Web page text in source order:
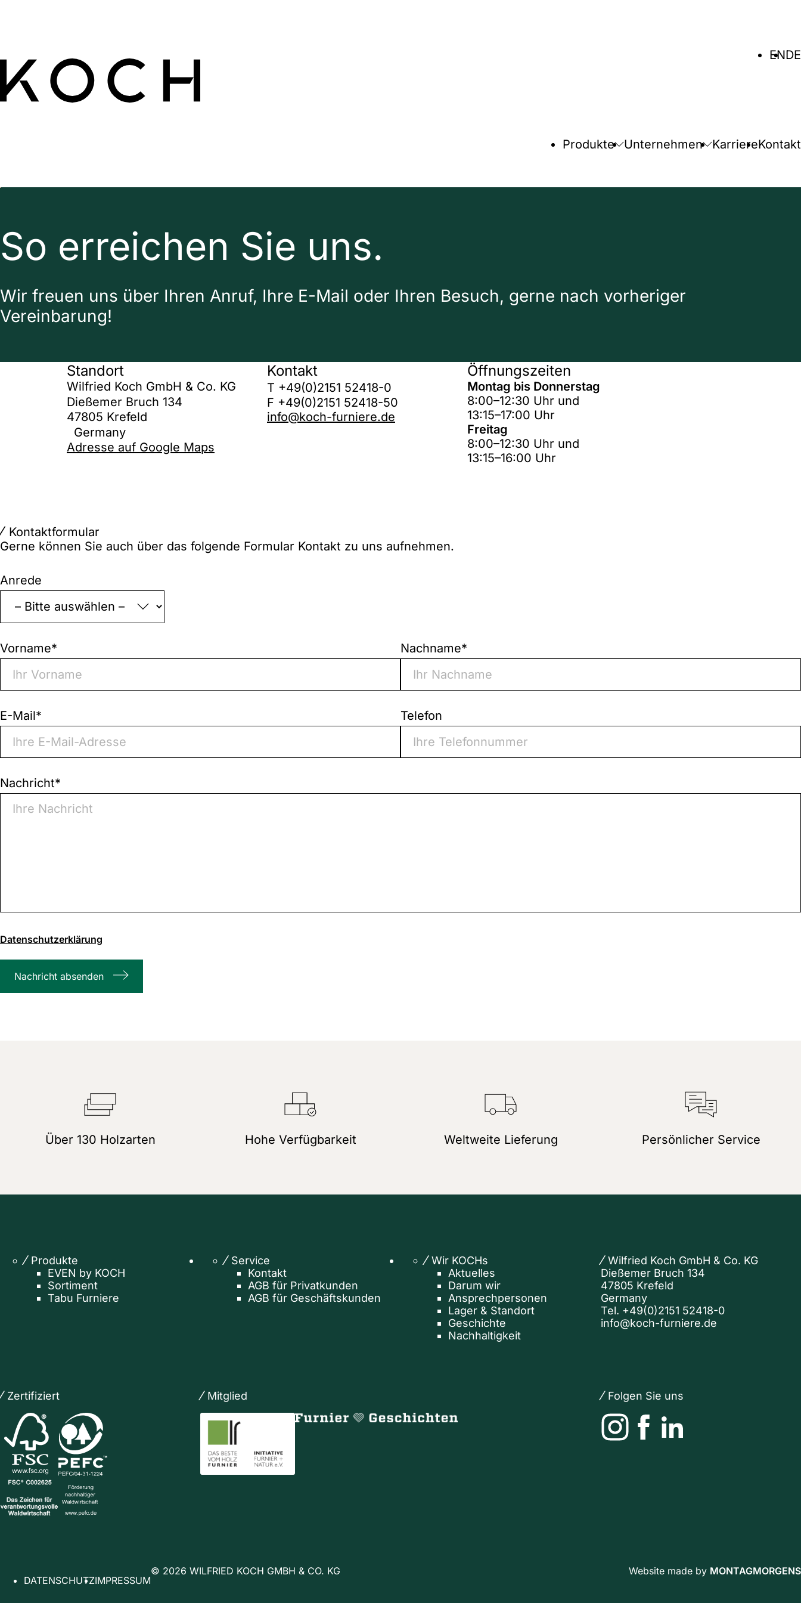
Sprache
ENDE
Produkte Unternehmen KarriereKontakt
So erreichen Sie uns.
Wir freuen uns über Ihren Anruf, Ihre E-Mail oder Ihren Besuch, gerne nach vorheriger
Vereinbarung!
Standort
Wilfried Koch GmbH & Co. KG
Dießemer Bruch 134
47805 Krefeld
Germany
Adresse auf Google Maps
Kontakt
T +49(0)2151 52418-0
F +49(0)2151 52418-50
info@koch-furniere.de
Öffnungszeiten
Montag bis Donnerstag
8:00–12:30 Uhr und
13:15–17:00 Uhr
Freitag
8:00–12:30 Uhr und
13:15–16:00 Uhr
Kontaktformular
Gerne können Sie auch über das folgende Formular Kontakt zu uns aufnehmen.
„*“
zeigt
erforderliche
Felder
Anrede
Vorname* Nachname*
E-Mail* Telefon
Nachricht*
von
Zeichenanzahl
Datenschutzerklärung
Nachricht absenden
Über 130 Holzarten Hohe Verfügbarkeit Weltweite Lieferung Persönlicher Service
Produkte
EVEN by KOCH
Sortiment
Tabu Furniere
Service
Kontakt
AGB für Privatkunden
AGB für Geschäftskunden
Wir KOCHs
Aktuelles
Darum wir
Ansprechpersonen
Lager & Standort
Geschichte
Nachhaltigkeit
Wilfried Koch GmbH & Co. KG
Dießemer Bruch 134
47805 Krefeld
Germany
Tel. +49(0)2151 52418-0
info@koch-furniere.de
Zertifiziert Mitglied Folgen Sie uns
DATENSCHUTZIMPRESSUM
© 2026 WILFRIED KOCH GMBH & CO. KG Website made by MONTAGMORGENS